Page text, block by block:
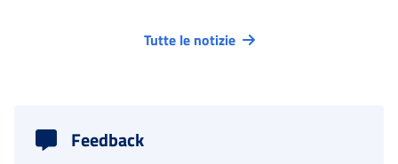
Tutte le notizie
Feedback